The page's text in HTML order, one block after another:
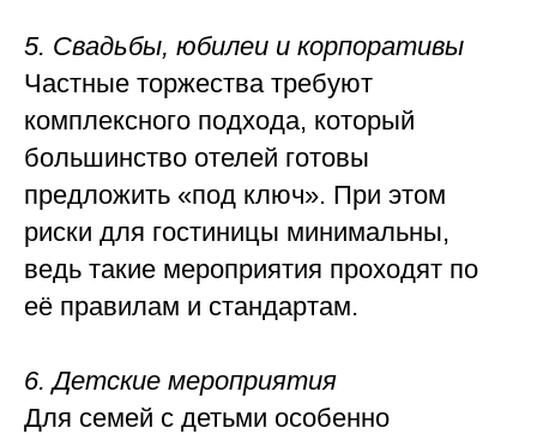
5. Свадьбы, юбилеи и корпоративы
Частные торжества требуют
комплексного подхода, который
большинство отелей готовы
предложить «под ключ». При этом
риски для гостиницы минимальны,
ведь такие мероприятия проходят по
её правилам и стандартам.
6. Детские мероприятия
Для семей с детьми особенно